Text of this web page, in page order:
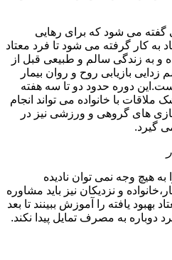
گفته می شود که برای رهایی
به کار گرفته می شود تا فرد معتاد
به زندگی سالم و طبیعی قبل از
بازیابی روح و روان بیمار
دوره حدود دو تا سه هفته
با خانواده می تواند انجام
های گروهی و ورزشی نیز در
گیرد.
به هیچ وجه نمی توان نادیده
و نزدیکان نیز باید مشاوره
بهبود یافته را آموزش ببینند تا بعد
دوباره به مصرف تمایل پیدا نکند.